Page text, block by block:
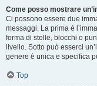
Come posso mostrare
Ci possono essere due
messaggi. La prima è
forma di stelle, blocchi o
livello. Sotto può esserci
genere è unica e specifica
Top